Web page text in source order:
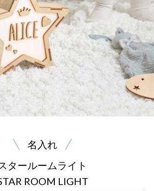
名入れ
タールームライト
ROOM LIGHT